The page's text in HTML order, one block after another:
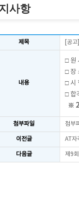
사항
제목 [공
내용
□ 원
□ 장
□ 시
□ 합
※
첨부파일 첨부
이전글 AT자
다음글 제9